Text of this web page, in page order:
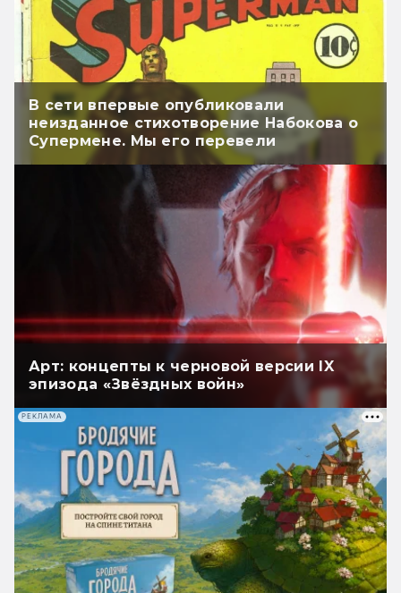
В сети впервые опубликовали
неизданное стихотворение Набокова о
Супермене. Мы его перевели
Арт: концепты к черновой версии IX
эпизода «Звёздных войн»
РЕКЛАМА